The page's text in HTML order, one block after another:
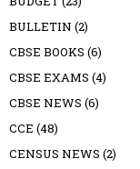
BULLETIN (2)
CBSE BOOKS (6)
CBSE EXAMS (4)
CBSE NEWS (6)
CCE (48)
CENSUS NEWS (2)